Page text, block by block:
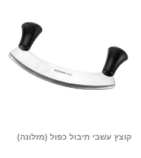
קוצץ עשבי תיבול כפול (מזלונה)